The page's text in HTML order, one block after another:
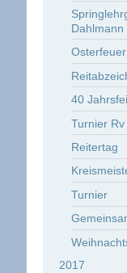
Dahlmann
Osterfeuer
40
Turnier
Reitertag
Turnier
2017